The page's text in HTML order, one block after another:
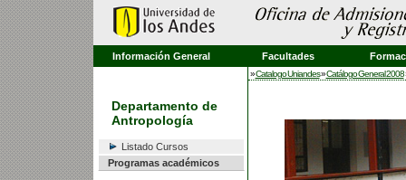
Información General Facultades
Departamento de
Antropología
Listado Cursos
Programas académicos
»Catalogo Uniandes»Catálogo General 2008